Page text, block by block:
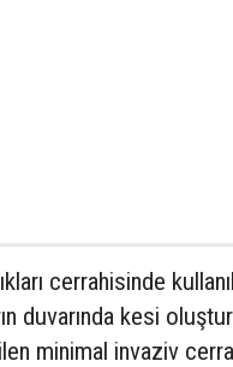
cerrahisinde
duvarında kesi
minimal invaziv